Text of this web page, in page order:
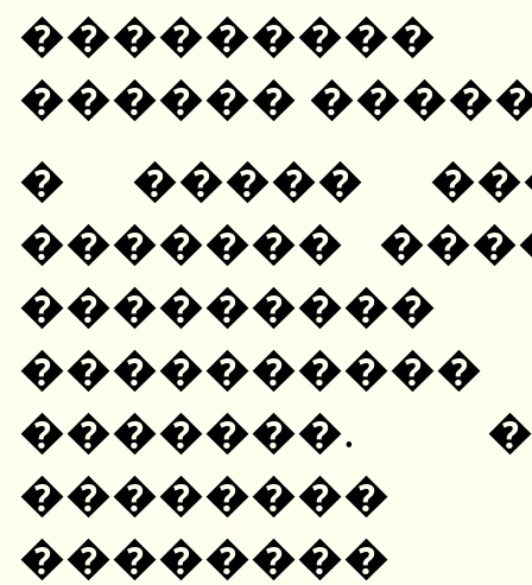
������
� �����
�������
���������
�������.
��������